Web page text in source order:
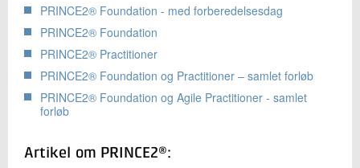
PRINCE2® Foundation - med forberedelsesdag
PRINCE2® Foundation
PRINCE2® Practitioner
PRINCE2® Foundation og Practitioner – samlet forløb
PRINCE2® Foundation og Agile Practitioner - samlet
forløb
Artikel om PRINCE2®: